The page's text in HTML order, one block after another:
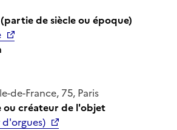
de siècle ou époque)
de-France, 75, Paris
créateur de l'objet